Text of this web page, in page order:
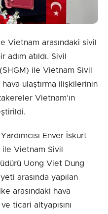
Vietnam arasındaki sivil
adım atıldı. Sivil
ile Vietnam Sivil
hava ulaştırma ilişkilerinin
Vietnam’ın
Enver İskurt
ile Vietnam Sivil
Uong Viet Dung
arasında yapılan
arasındaki hava
ticari altyapısını